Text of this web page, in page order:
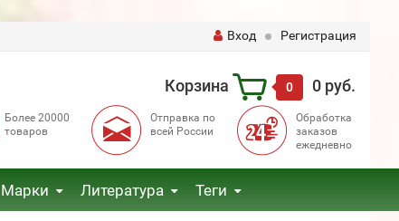
Вход Регистрация
Корзина 0 0 руб.
Более 20000
товаров
Отправка по
всей России
Обработка
заказов
ежедневно
Марки Литература Теги